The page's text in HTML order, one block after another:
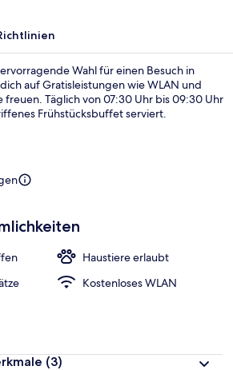
Wahl für einen Besuch in
auf Gratisleistungen wie WLAN und
freuen. Täglich von 07:30 Uhr bis 09:30 Uhr
Frühstücksbuffet serviert.
Haustiere erlaubt
Kostenloses WLAN
(3)